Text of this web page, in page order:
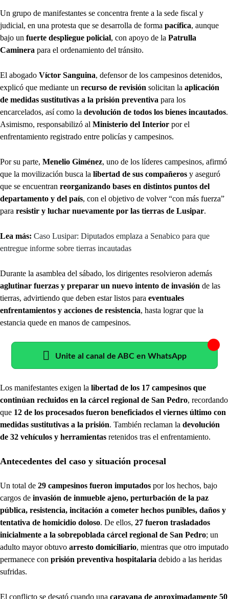
Un grupo de manifestantes se concentra frente a la sede fiscal y
judicial, en una protesta que se desarrolla de forma pacífica, aunque
bajo un fuerte despliegue policial, con apoyo de la Patrulla
Caminera para el ordenamiento del tránsito.
El abogado Víctor Sanguina, defensor de los campesinos detenidos,
explicó que mediante un recurso de revisión solicitan la aplicación
de medidas sustitutivas a la prisión preventiva para los
encarcelados, así como la devolución de todos los bienes incautados.
Asimismo, responsabilizó al Ministerio del Interior por el
enfrentamiento registrado entre policías y campesinos.
Por su parte, Menelio Giménez, uno de los líderes campesinos, afirmó
que la movilización busca la libertad de sus compañeros y aseguró
que se encuentran reorganizando bases en distintos puntos del
departamento y del país, con el objetivo de volver “con más fuerza”
para resistir y luchar nuevamente por las tierras de Lusipar.
Lea más: Caso Lusipar: Diputados emplaza a Senabico para que
entregue informe sobre tierras incautadas
Durante la asamblea del sábado, los dirigentes resolvieron además
aglutinar fuerzas y preparar un nuevo intento de invasión de las
tierras, advirtiendo que deben estar listos para eventuales
enfrentamientos y acciones de resistencia, hasta lograr que la
estancia quede en manos de campesinos.
Unite al canal de ABC en WhatsApp
Los manifestantes exigen la libertad de los 17 campesinos que
continúan recluidos en la cárcel regional de San Pedro, recordando
que 12 de los procesados fueron beneficiados el viernes último con
medidas sustitutivas a la prisión. También reclaman la devolución
de 32 vehículos y herramientas retenidos tras el enfrentamiento.
Antecedentes del caso y situación procesal
Un total de 29 campesinos fueron imputados por los hechos, bajo
cargos de invasión de inmueble ajeno, perturbación de la paz
pública, resistencia, incitación a cometer hechos punibles, daños y
tentativa de homicidio doloso. De ellos, 27 fueron trasladados
inicialmente a la sobrepoblada cárcel regional de San Pedro; un
adulto mayor obtuvo arresto domiciliario, mientras que otro imputado
permanece con prisión preventiva hospitalaria debido a las heridas
sufridas.
El conflicto se desató cuando una caravana de aproximadamente 50